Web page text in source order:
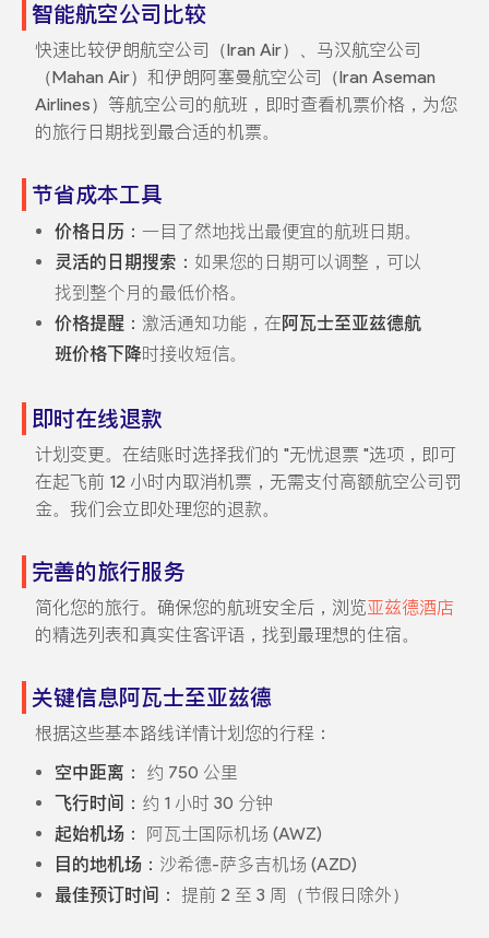
智能航空公司比较
快速比较伊朗航空公司（Iran Air）、马汉航空公司
（Mahan Air）和伊朗阿塞曼航空公司（Iran Aseman
Airlines）等航空公司的航班，即时查看机票价格，为您
的旅行日期找到最合适的机票。
节省成本工具
价格日历： 一目了然地找出最便宜的航班日期。
灵活的日期搜索： 如果您的日期可以调整，可以
找到整个月的最低价格。
价格提醒： 激活通知功能，在阿瓦士至亚兹德航
班价格下降时接收短信。
即时在线退款
计划变更。在结账时选择我们的 "无忧退票 "选项，即可
在起飞前 12 小时内取消机票，无需支付高额航空公司罚
金。我们会立即处理您的退款。
完善的旅行服务
简化您的旅行。确保您的航班安全后，浏览亚兹德酒店
的精选列表和真实住客评语，找到最理想的住宿。
关键信息阿瓦士至亚兹德
根据这些基本路线详情计划您的行程：
空中距离：
约 750 公里
飞行时间： 约 1 小时 30 分钟
起始机场：
阿瓦士国际机场 (AWZ)
目的地机场： 沙希德-萨多吉机场 (AZD)
最佳预订时间：
提前 2 至 3 周（节假日除外）